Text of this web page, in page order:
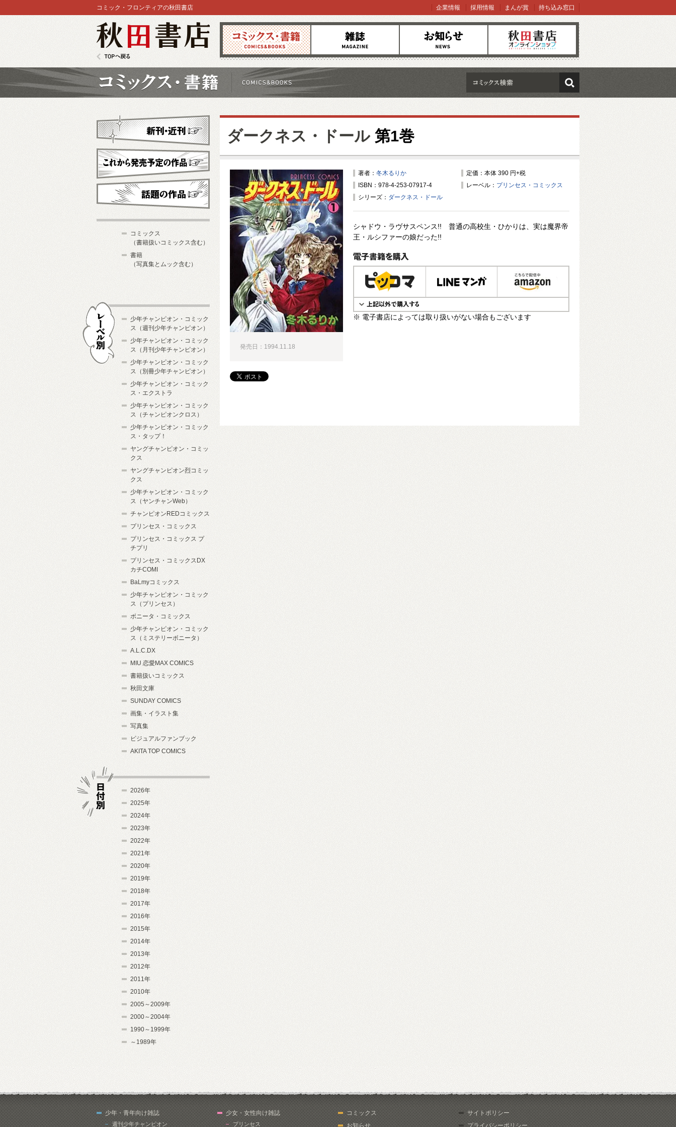
コミックス 雑誌 お知らせ オンラインショップ
コミック・フロンティアの秋田書店 企業情報 採用情報 まんが賞 持ち込み窓口
検索
ダークネス・ドール第1巻
著者： 冬木るりか
定価：本体 390 円+税
ISBN：978-4-253-07917-4
レーベル： プリンセス・コミックス
シリーズ： ダークネス・ドール
シャドウ・ラヴサスペンス!! 普通の高校生・ひかりは、実は魔界帝
王・ルシファーの娘だった!!
電子書籍で購入
※ 電子書店によっては取り扱いがない場合もございます
発売日：1994.11.18
新刊・近刊
これから発売予定
コミックス
（書籍扱いコミックス含む）
書籍
（写真集とムック含む）
少年チャンピオン・コミック
ス（週刊少年チャンピオン）
少年チャンピオン・コミック
ス（月刊少年チャンピオン）
少年チャンピオン・コミック
ス（別冊少年チャンピオン）
少年チャンピオン・コミック
ス・エクストラ
少年チャンピオン・コミック
ス（チャンピオンクロス）
少年チャンピオン・コミック
ス・タップ！
ヤングチャンピオン・コミッ
クス
ヤングチャンピオン烈コミッ
クス
少年チャンピオン・コミック
ス（ヤンチャンWeb）
チャンピオンREDコミックス
プリンセス・コミックス
プリンセス・コミックス プ
チプリ
プリンセス・コミックスDX
カチCOMI
BaLmyコミックス
少年チャンピオン・コミック
ス（プリンセス）
ボニータ・コミックス
少年チャンピオン・コミック
ス（ミステリーボニータ）
A.L.C.DX
MIU 恋愛MAX COMICS
書籍扱いコミックス
秋田文庫
SUNDAY COMICS
画集・イラスト集
写真集
ビジュアルファンブック
AKITA TOP COMICS
2026年
2025年
2024年
2023年
2022年
2021年
2020年
2019年
2018年
2017年
2016年
2015年
2014年
2013年
2012年
2011年
2010年
2005～2009年
2000～2004年
1990～1999年
～1989年
少年・青年向け雑誌
週刊少年チャンピオン
少女・女性向け雑誌
プリンセス
コミックス
お知らせ
サイトポリシー
プライバシーポリシー